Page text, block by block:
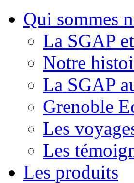
Qui sommes
La SGAP
Notre
La SGAP
Grenoble
Les
Les
Les produits